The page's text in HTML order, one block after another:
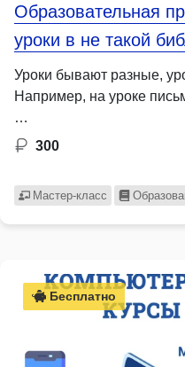
Образовательная
уроки в не такой
Уроки бывают разные,
Например, на уроке
…
300
Мастер-класс
Бесплатно